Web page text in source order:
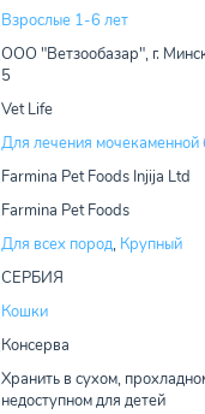
Взрослые 1-6 лет
ООО "Ветзообазар", г.
5
Vet Life
Для лечения мочекаменной
Farmina Pet Foods Injija Ltd
Farmina Pet Foods
Для всех пород, Крупный
СЕРБИЯ
Кошки
Консерва
Хранить в сухом,
недоступном для детей